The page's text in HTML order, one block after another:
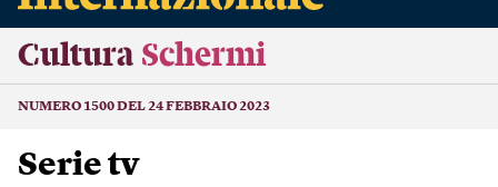
Cultura Schermi
NUMERO 1500 DEL 24 FEBBRAIO 2023
Serie tv